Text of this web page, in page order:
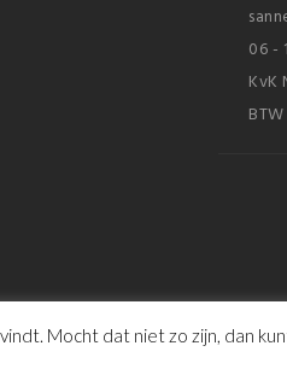
06 -
KvK
Mocht dat niet zo zijn, dan